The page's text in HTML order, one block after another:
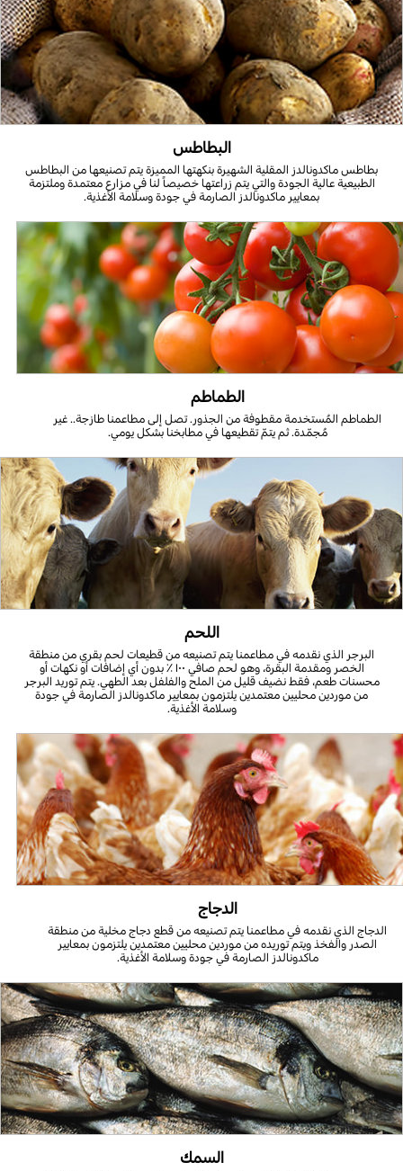
البطاطس
بطاطس ماكدونالدز المقلية الشهيرة بنكهتها المميزة يتم تصنيعها من البطاطس
الطبيعية عالية الجودة والتي يتم زراعتها خصيصاً لنا في مزارع معتمدة وملتزمة
بمعايير ماكدونالدز الصارمة في جودة وسلامة الأغذية.
الطماطم
الطماطم المُستخدمة مقطوفة من الجذور. تصل إلى مطاعمنا طازجة.. غير
مُجمّدة. ثم يتمّ تقطيعها في مطابخنا بشكل يومي.
اللحم
البرجر الذي نقدمه في مطاعمنا يتم تصنيعه من قطيعات لحم بقري من منطقة
الخصر ومقدمة البقرة، وهو لحم صافي ١٠٠ ٪ بدون أي إضافات أو نكهات أو
محسنات طعم، فقط نضيف قليل من الملح والفلفل بعد الطهي. يتم توريد البرجر
من موردين محليين معتمدين يلتزمون بمعايير ماكدونالدز الصارمة في جودة
وسلامة الأغذية.
الدجاج
الدجاج الذي نقدمه في مطاعمنا يتم تصنيعه من قطع دجاج مخلية من منطقة
الصدر والفخذ ويتم توريده من موردين محليين معتمدين يلتزمون بمعايير
ماكدونالدز الصارمة في جودة وسلامة الأغذية.
السمك